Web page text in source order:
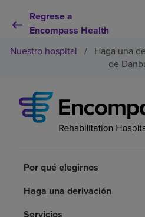
Regrese a
Encompass Health
Por qué debe elegirnos
Pacientes y cuidadores
Nuestro hospital / Haga una
de
Por qué elegirnos
Haga una derivación